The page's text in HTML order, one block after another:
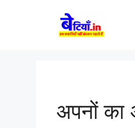
अपनों का